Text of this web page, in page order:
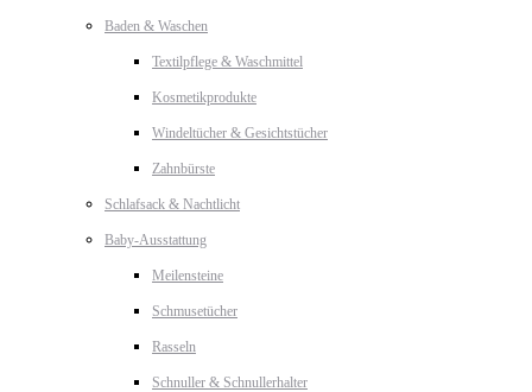
Baden & Waschen
Textilpflege & Waschmittel
Kosmetikprodukte
Windeltücher & Gesichtstücher
Zahnbürste
Schlafsack & Nachtlicht
Baby-Ausstattung
Meilensteine
Schmusetücher
Rasseln
Schnuller & Schnullerhalter